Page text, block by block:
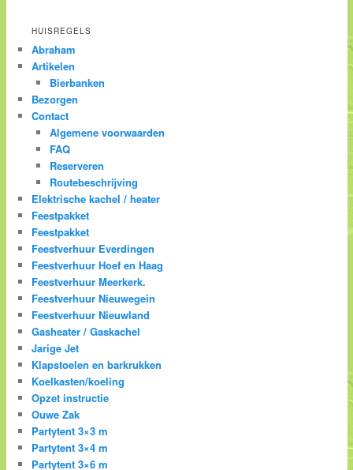
HUISREGELS
Abraham
Artikelen
Bierbanken
Bezorgen
Contact
Algemene voorwaarden
FAQ
Reserveren
Routebeschrijving
Elektrische kachel / heater
Feestpakket
Feestpakket
Feestverhuur Everdingen
Feestverhuur Hoef en Haag
Feestverhuur Meerkerk.
Feestverhuur Nieuwegein
Feestverhuur Nieuwland
Gasheater / Gaskachel
Jarige Jet
Klapstoelen en barkrukken
Koelkasten/koeling
Opzet instructie
Ouwe Zak
Partytent 3×3 m
Partytent 3×4 m
Partytent 3×6 m